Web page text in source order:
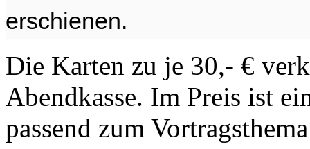
erschienen.
Die Karten zu je 30,- €
Abendkasse. Im Preis ist
passend zum